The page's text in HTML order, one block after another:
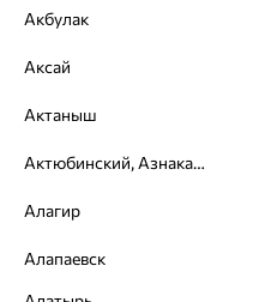
Акбулак
Аксай
Актаныш
Актюбинский, Азнакаевский район
Алагир
Алапаевск